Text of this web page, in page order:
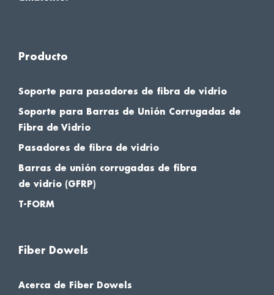
Producto
Soporte para pasadores de fibra de vidrio
Soporte para Barras de Unión Corrugadas de
Fibra de Vidrio
Pasadores de fibra de vidrio
Barras de unión corrugadas de fibra
de vidrio (GFRP)
T-FORM
Fiber Dowels
Acerca de Fiber Dowels